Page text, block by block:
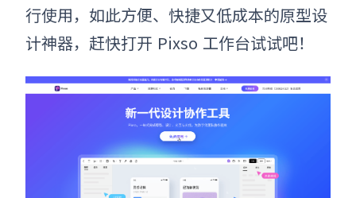
行使用，如此方便、快捷又低成本的原型设
计神器，赶快打开 Pixso 工作台试试吧！